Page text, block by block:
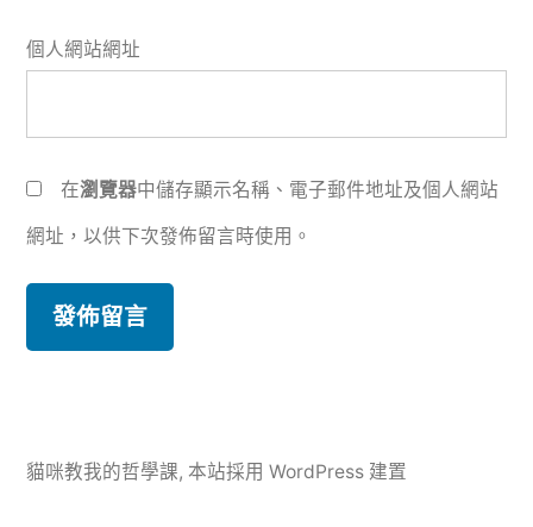
個人網站網址
在瀏覽器中儲存顯示名稱、電子郵件地址及個人網站
網址，以供下次發佈留言時使用。
貓咪教我的哲學課, 本站採用 WordPress 建置